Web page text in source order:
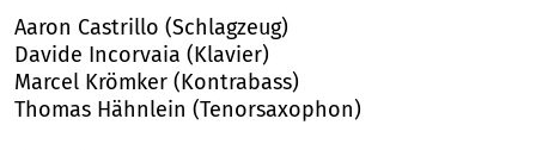
Aaron Castrillo (Schlagzeug)
Davide Incorvaia (Klavier)
Marcel Krömker (Kontrabass)
Thomas Hähnlein (Tenorsaxophon)